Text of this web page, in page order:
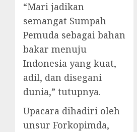
“Mari jadikan
semangat Sumpah
Pemuda sebagai bahan
bakar menuju
Indonesia yang kuat,
adil, dan disegani
dunia,” tutupnya.
Upacara dihadiri oleh
unsur Forkopimda,